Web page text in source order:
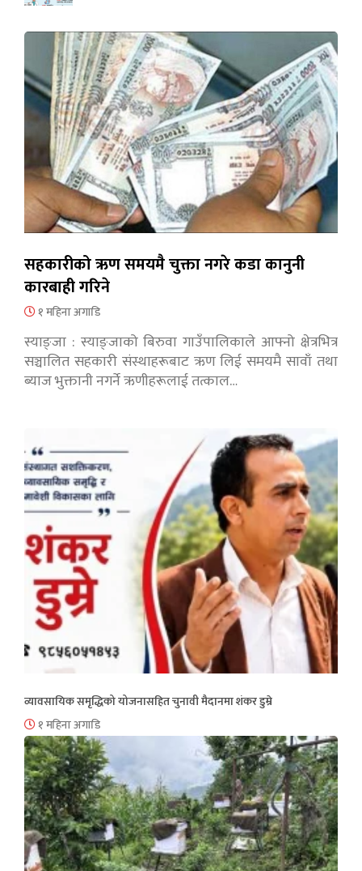
सहकारीको ऋण समयमै चुक्ता नगरे कडा कानुनी
कारबाही गरिने
१ महिना अगाडि
स्याङ्जा : स्याङ्जाको बिरुवा गाउँपालिकाले आफ्नो क्षेत्रभित्र
सञ्चालित सहकारी संस्थाहरूबाट ऋण लिई समयमै सावाँ तथा
ब्याज भुक्तानी नगर्ने ऋणीहरूलाई तत्काल…
व्यावसायिक समृद्धिको योजनासहित चुनावी मैदानमा शंकर डुम्रे
१ महिना अगाडि